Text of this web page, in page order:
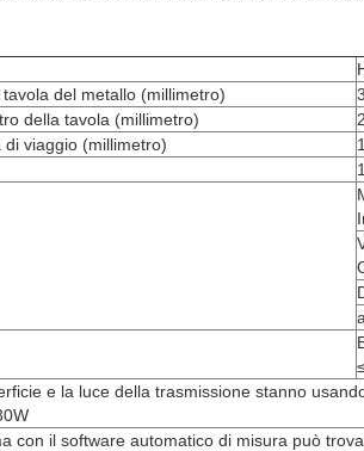
del metallo (millimetro)
della tavola (millimetro)
di viaggio (millimetro)
e la luce della trasmissione stanno
con il software automatico di misura può